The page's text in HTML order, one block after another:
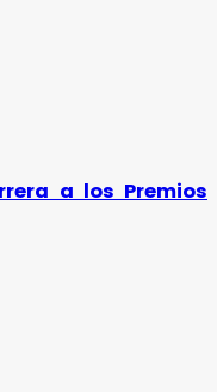
a los Premios